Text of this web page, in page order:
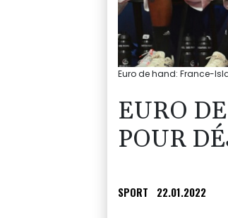
Euro de hand: France-
EURO
POUR
SPORT 22.01.2022